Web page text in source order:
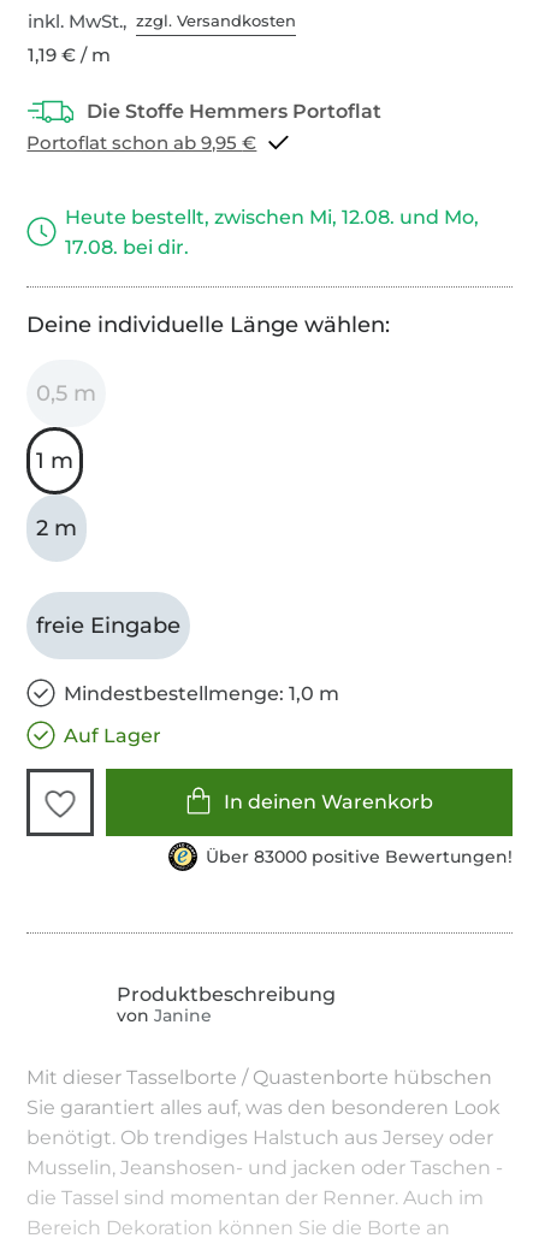
inkl. MwSt.,zzgl. Versandkosten
1,19 € / m
Portoflat schon ab 9,95 €
Heute bestellt, zwischen Mi, 12.08. und Mo,
17.08. bei dir.
Deine individuelle Länge wählen:
0,5 m
1 m
2 m
freie Eingabe
Mindestbestellmenge: 1,0 m
Auf Lager
In deinen Warenkorb
Über 83000 positive Bewertungen!
von Janine
Mit dieser Tasselborte / Quastenborte hübschen
Sie garantiert alles auf, was den besonderen Look
benötigt. Ob trendiges Halstuch aus Jersey oder
Musselin, Jeanshosen- und jacken oder Taschen -
die Tassel sind momentan der Renner. Auch im
Bereich Dekoration können Sie die Borte an